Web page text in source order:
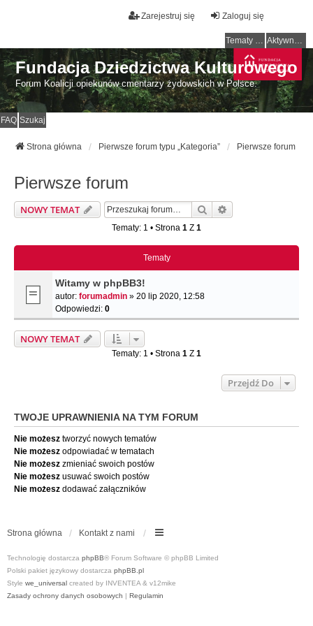
Zaloguj się
Zarejestruj się
Tematy bez odpowiedzi Aktywne tematy
Fundacja Dziedzictwa Kulturowego
Forum Koalicji opiekunów cmentarzy żydowskich w Polsce.
FAQ Szukaj
Strona główna Pierwsze forum typu „Kategoria” Pierwsze forum
Pierwsze forum
NOWY TEMAT Szukaj
Tematy: 1 • Strona 1 Z 1
Tematy
Witamy w phpBB3!
autor: forumadmin » 20 lip 2020, 12:58
Odpowiedzi: 0
NOWY TEMAT
Tematy: 1 • Strona 1 Z 1
Przejdź Do
TWOJE UPRAWNIENIA NA TYM FORUM
Nie możesz tworzyć nowych tematów
Nie możesz odpowiadać w tematach
Nie możesz zmieniać swoich postów
Nie możesz usuwać swoich postów
Nie możesz dodawać załączników
Strona główna Kontakt z nami
Technologię dostarcza phpBB® Forum Software © phpBB Limited
Polski pakiet językowy dostarcza phpBB.pl
Style we_universal created by INVENTEA & v12mike
Zasady ochrony danych osobowych | Regulamin